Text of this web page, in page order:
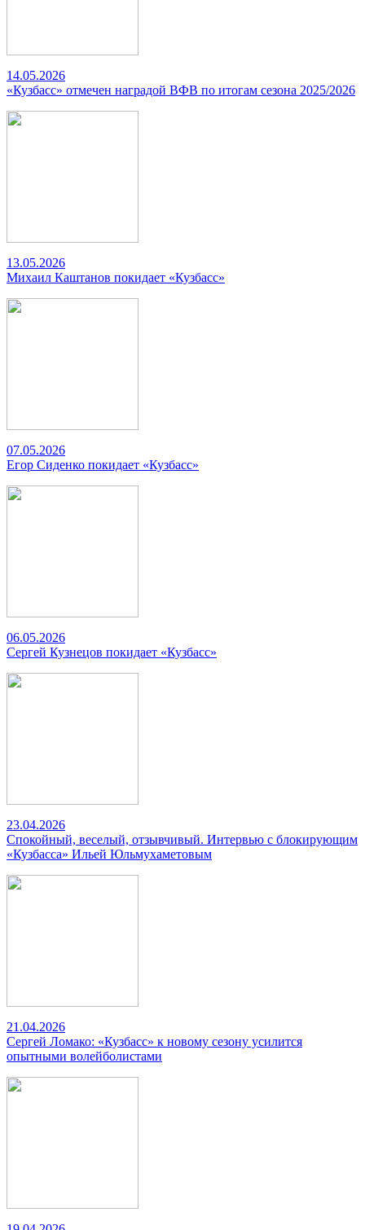
14.05.2026
«Кузбасс» отмечен наградой ВФВ по итогам сезона 2025/2026
13.05.2026
Михаил Каштанов покидает «Кузбасс»
07.05.2026
Егор Сиденко покидает «Кузбасс»
06.05.2026
Сергей Кузнецов покидает «Кузбасс»
23.04.2026
Спокойный, веселый, отзывчивый. Интервью с блокирующим
«Кузбасса» Ильей Юльмухаметовым
21.04.2026
Сергей Ломако: «Кузбасс» к новому сезону усилится
опытными волейболистами